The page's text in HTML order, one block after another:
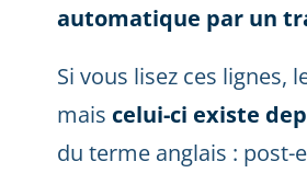
automatique par un
Si vous lisez ces
mais celui-ci existe
du terme anglais : post-